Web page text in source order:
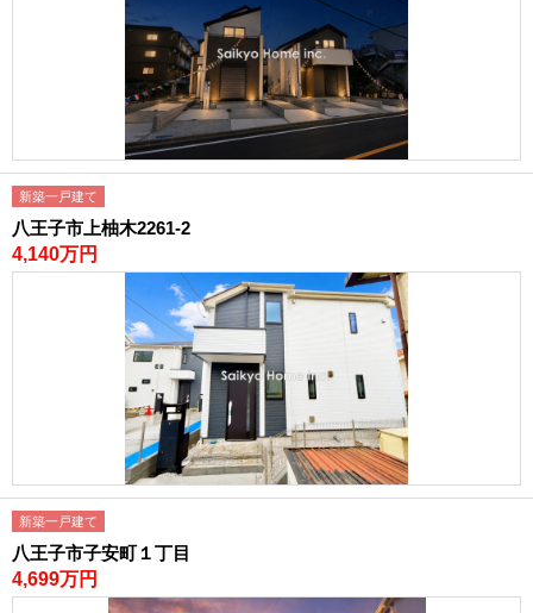
新築一戸建て
八王子市上柚木2261-2
4,140万円
新築一戸建て
八王子市子安町１丁目
4,699万円